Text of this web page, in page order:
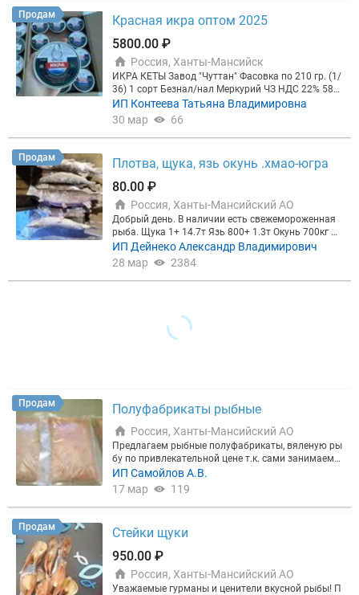
Продам
Красная икра оптом 2025
5800.00 ₽
Россия, Ханты-Мансийск
ИКРА КЕТЫ Завод "Чуттан" Фасовка по 210 гр. (1/
36) 1 сорт Безнал/нал Меркурий ЧЗ НДС 22% 580
0/6100/6300 р/кг В наличии объём! Склад Хабаро
вск *Доставка в любой город РФ с соблюдением
температурного режима -18
ИП Контеева Татьяна Владимировна
30 мар
66
Продам
Плотва, щука, язь окунь .хмао-югра
80.00 ₽
Россия, Ханты-Мансийский АО
Добрый день. В наличии есть свежемороженная
рыба. Щука 1+ 14.7т Язь 800+ 1.3т Окунь 700кг П
лотва 600кг Чебак (Елец) 350кг Щука 0.5-900 гр 5т
Рыба зимняя Отличного качества Рыба в мешка
ИП Дейнеко Александр Владимирович
28 мар
2384
Продам Полуфабрикаты рыбные
Россия, Ханты-Мансийский АО
Предлагаем рыбные полуфабрикаты, вяленую ры
бу по привлекательной цене т.к. сами занимаемс
я выловом (по имеющимся разрешениям на про
мышленное рыболовство) и переработкой собств
енного сырья. Качество и свежесть продукции га
рантируем. Индивидуальный подход к каждому з
ИП Самойлов А.В.
17 мар
119
Продам
Стейки щуки
950.00 ₽
Россия, Ханты-Мансийский АО
Уважаемые гурманы и ценители вкусной рыбы! П